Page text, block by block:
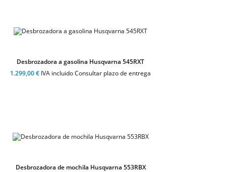
Desbrozadora a gasolina Husqvarna 545RXT
1.299,00 € IVA incluido Consultar plazo de entrega
Desbrozadora de mochila Husqvarna 553RBX